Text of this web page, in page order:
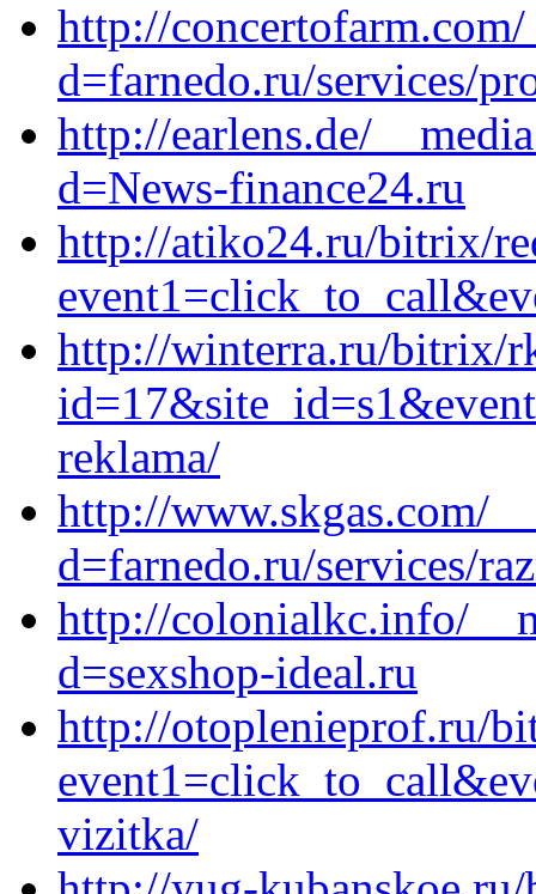
http://
d=farnedo.ru/services/
http://earlens.de/
d=News-finance24.ru
http://atiko24.ru/bitrix/
http://winterra.ru/bitrix/
reklama/
http://www.skgas.com/
d=farnedo.ru/services/
http://colonialkc.info/
d=sexshop-ideal.ru
http://otoplenieprof.ru/
vizitka/